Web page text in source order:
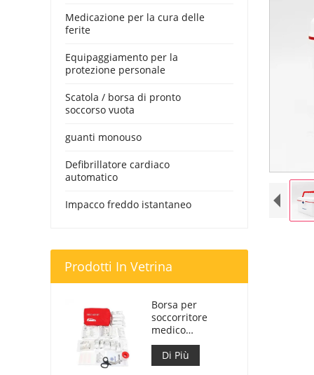
Medicazione per la cura delle
ferite
Equipaggiamento per la
protezione personale
Scatola / borsa di pronto
soccorso vuota
guanti monouso
Defibrillatore cardiaco
automatico
Impacco freddo istantaneo
Prodotti In Vetrina
Borsa per
soccorritore
medico
personalizzata
per kit di pronto
soccorso per
Di Più